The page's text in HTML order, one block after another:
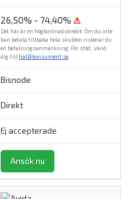
26,50% - 74,40% ⚠
Det här är en högkostnadskredit. Om du inte
kan betala tillbaka hela skulden riskerar du
en betalningsanmärkning. För stöd, vänd
dig till hallåkonsument.se
Bisnode
Direkt
Ej accepterade
Ansök nu